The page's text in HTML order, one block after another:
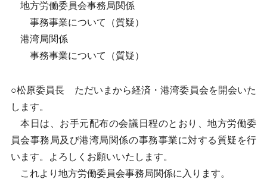
地方労働委員会事務局関係
事務事業について（質疑）
港湾局関係
事務事業について（質疑）
○松原委員長 ただいまから経済・港湾委員会を開会いた
します。
本日は、お手元配布の会議日程のとおり、地方労働委
員会事務局及び港湾局関係の事務事業に対する質疑を行
います。よろしくお願いいたします。
これより地方労働委員会事務局関係に入ります。